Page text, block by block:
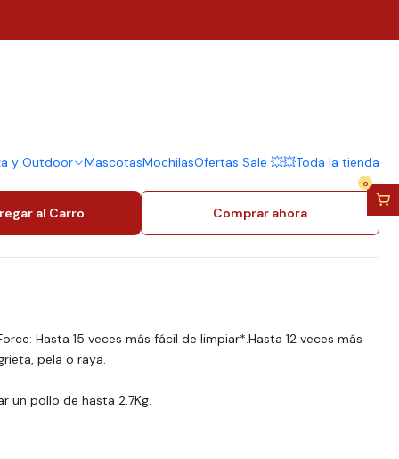
y Outdoor MascotasMochilasOfertas Sale 💥💥Toda la tienda
0
Digital
Oster Diamondforce
Automáticos
al Carro Comprar ahora
Hasta 15 veces más fácil de limpiar*.Hasta 12 veces más
pela o raya.
un pollo de hasta 2.7Kg.